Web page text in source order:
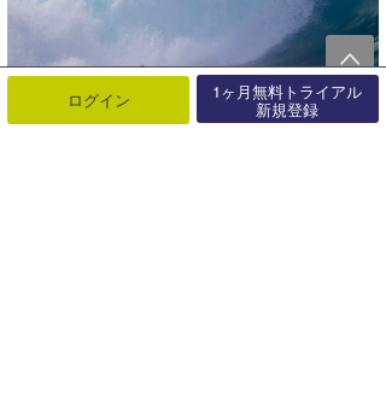
ログイン 1ヶ月無料トライアル
新規登録